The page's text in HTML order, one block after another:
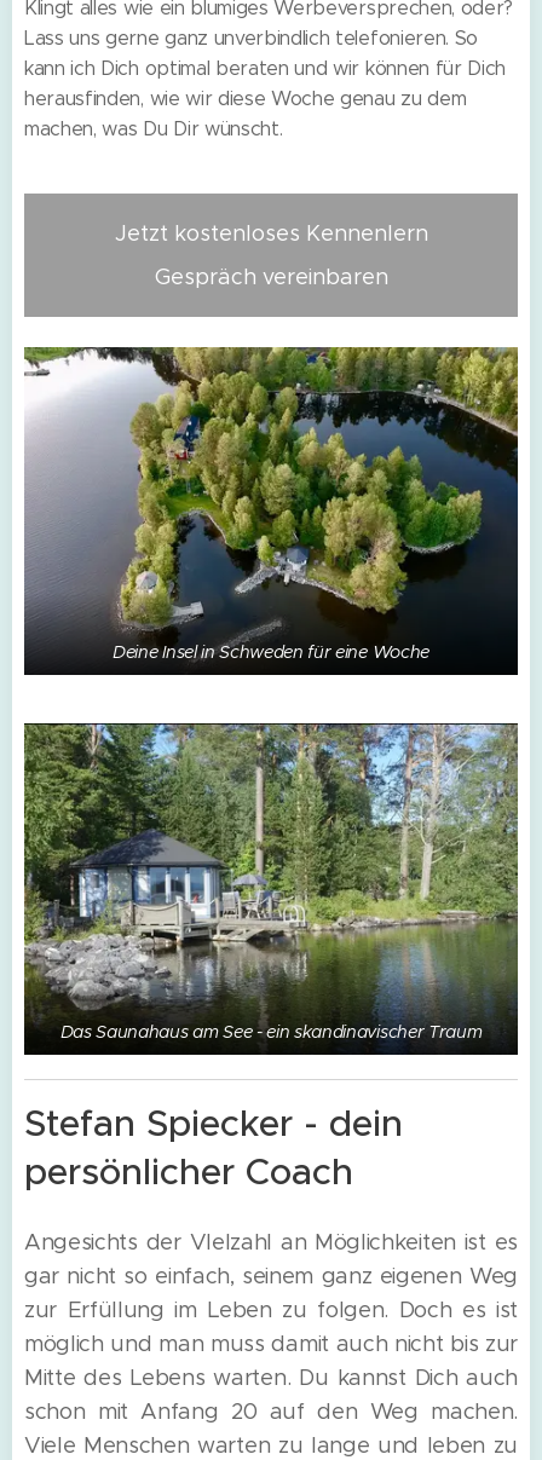
Klingt alles wie ein blumiges Werbeversprechen, oder?
Lass uns gerne ganz unverbindlich telefonieren. So
kann ich Dich optimal beraten und wir können für Dich
herausfinden, wie wir diese Woche genau zu dem
machen, was Du Dir wünscht.
Jetzt kostenloses Kennenlern
Gespräch vereinbaren
Deine Insel in Schweden für eine Woche
Das Saunahaus am See - ein skandinavischer Traum
Stefan Spiecker - dein
persönlicher Coach
Angesichts der VIelzahl an Möglichkeiten ist es
gar nicht so einfach, seinem ganz eigenen Weg
zur Erfüllung im Leben zu folgen. Doch es ist
möglich und man muss damit auch nicht bis zur
Mitte des Lebens warten. Du kannst Dich auch
schon mit Anfang 20 auf den Weg machen.
Viele Menschen warten zu lange und leben zu